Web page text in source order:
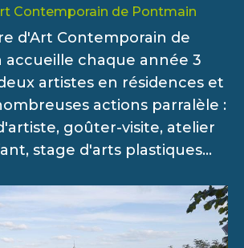
Contemporain de Pontmain
d'Art Contemporain de
accueille chaque année 3
artistes en résidences et
actions parralèle :
goûter-visite, atelier
stage d'arts plastiques...